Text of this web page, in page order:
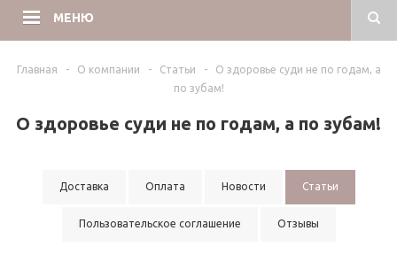
МЕНЮ
Главная - О компании - Статьи -
О здоровье суди не по годам, а
по зубам!
О здоровье суди не по годам, а по зубам!
Доставка Оплата Новости Статьи
Пользовательское соглашение Отзывы